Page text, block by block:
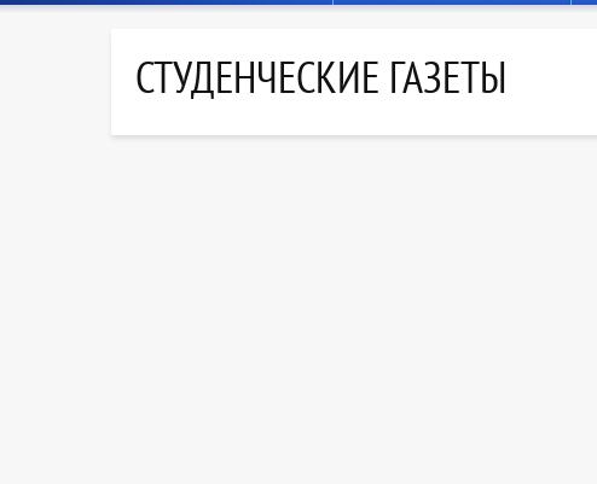
СТУДЕНЧЕСКИЕ ГАЗЕТЫ